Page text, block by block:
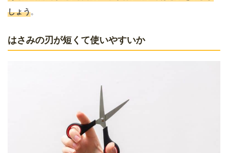
しょう。
はさみの刃が短くて使いやすいか